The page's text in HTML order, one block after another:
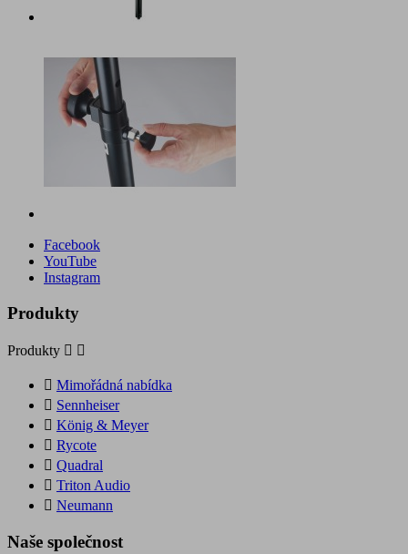
Facebook
YouTube
Instagram
Produkty
Produkty  
 Mimořádná nabídka
 Sennheiser
 König & Meyer
 Rycote
 Quadral
 Triton Audio
 Neumann
Naše společnost